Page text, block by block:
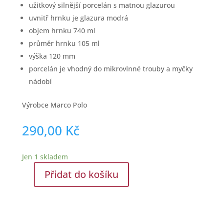
užitkový silnější porcelán s matnou glazurou
uvnitř hrnku je glazura modrá
objem hrnku 740 ml
průměr hrnku 105 ml
výška 120 mm
porcelán je vhodný do mikrovlnné trouby a myčky
nádobí
Výrobce Marco Polo
290,00 Kč
Jen 1 skladem
PorcelánovýPřidat do košíku